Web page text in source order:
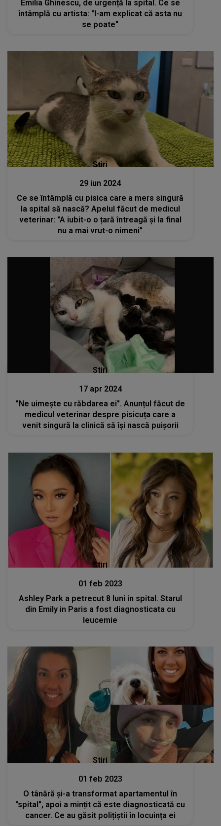
Emilia Ghinescu, de urgență la spital. Ce se
întâmplă cu artista: "I-am explicat că asta nu
se poate"
Stiri
29 iun 2024
Ce se întâmplă cu pisica care a mers singură
la spital să nască? Apelul făcut de medicul
veterinar: "A iubit-o o țară întreagă și la final
nu a mai vrut-o nimeni"
Stiri
17 apr 2024
"Ne uimește cu răbdarea ei". Anunțul făcut de
medicul veterinar despre pisicuța care a
venit singură la clinică să își nască puișorii
Stiri
01 feb 2023
Ashley Park a petrecut 8 luni in spital. Starul
din Emily in Paris a fost diagnosticata cu
leucemie
Stiri
01 feb 2023
O tânără și-a transformat apartamentul în
"spital", apoi a mințit că este diagnosticată cu
cancer. Ce au găsit polițiștii în locuința ei